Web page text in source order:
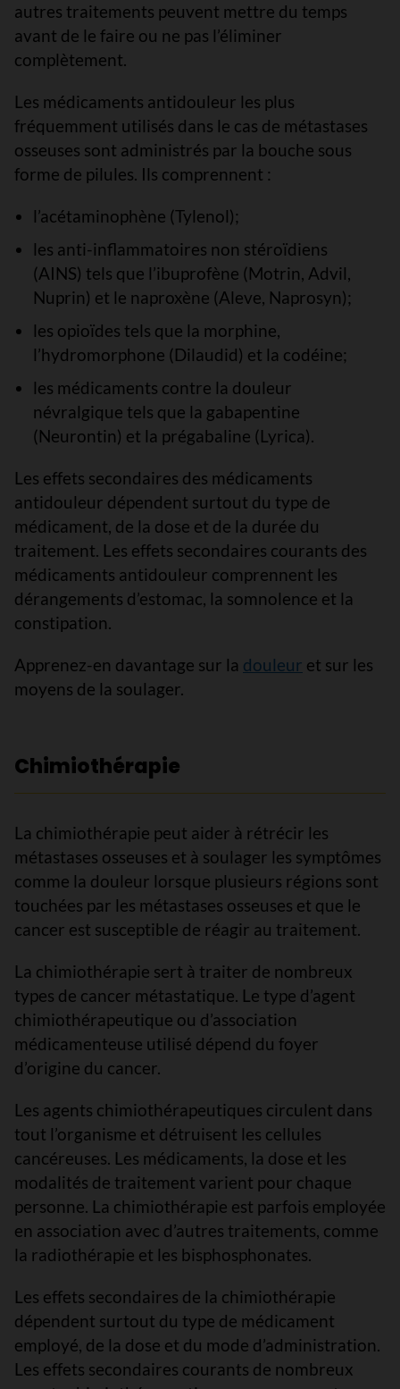
autres traitements peuvent mettre du temps
avant de le faire ou ne pas l’éliminer
complètement.
Les médicaments antidouleur les plus
fréquemment utilisés dans le cas de métastases
osseuses sont administrés par la bouche sous
forme de pilules. Ils comprennent :
l’acétaminophène (Tylenol);
les anti-inflammatoires non stéroïdiens
(AINS) tels que l’ibuprofène (Motrin, Advil,
Nuprin) et le naproxène (Aleve, Naprosyn);
les opioïdes tels que la morphine,
l’hydromorphone (Dilaudid) et la codéine;
les médicaments contre la douleur
névralgique tels que la gabapentine
(Neurontin) et la prégabaline (Lyrica).
Les effets secondaires des médicaments
antidouleur dépendent surtout du type de
médicament, de la dose et de la durée du
traitement. Les effets secondaires courants des
médicaments antidouleur comprennent les
dérangements d’estomac, la somnolence et la
constipation.
Apprenez-en davantage sur la douleur et sur les
moyens de la soulager.
Chimiothérapie
La chimiothérapie peut aider à rétrécir les
métastases osseuses et à soulager les symptômes
comme la douleur lorsque plusieurs régions sont
touchées par les métastases osseuses et que le
cancer est susceptible de réagir au traitement.
La chimiothérapie sert à traiter de nombreux
types de cancer métastatique. Le type d’agent
chimiothérapeutique ou d’association
médicamenteuse utilisé dépend du foyer
d’origine du cancer.
Les agents chimiothérapeutiques circulent dans
tout l’organisme et détruisent les cellules
cancéreuses. Les médicaments, la dose et les
modalités de traitement varient pour chaque
personne. La chimiothérapie est parfois employée
en association avec d’autres traitements, comme
la radiothérapie et les bisphosphonates.
Les effets secondaires de la chimiothérapie
dépendent surtout du type de médicament
employé, de la dose et du mode d’administration.
Les effets secondaires courants de nombreux